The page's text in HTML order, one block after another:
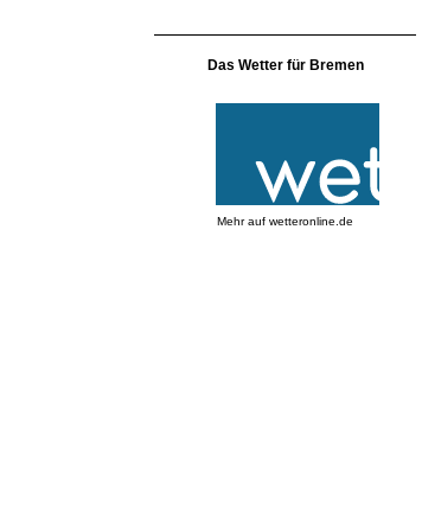
Das Wetter für Bremen
Mehr auf wetteronline.de